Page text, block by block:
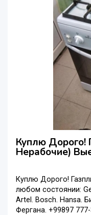
Куплю Дорого!
Нерабочие)
Куплю Дорого!
любом состоянии:
Artel. Bosch. Hansa.
Фергана. +99897